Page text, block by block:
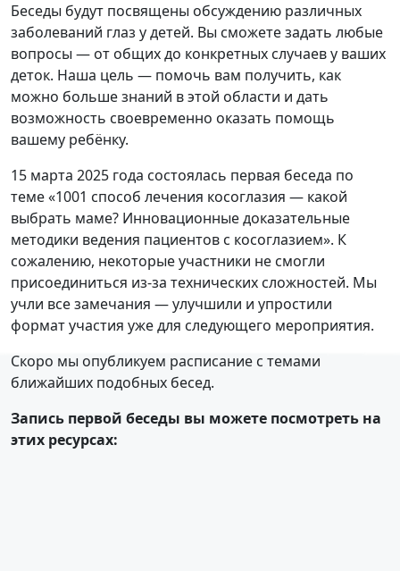
Беседы будут посвящены обсуждению различных
заболеваний глаз у детей. Вы сможете задать любые
вопросы — от общих до конкретных случаев у ваших
деток. Наша цель — помочь вам получить, как
можно больше знаний в этой области и дать
возможность своевременно оказать помощь
вашему ребёнку.
15 марта 2025 года состоялась первая беседа по
теме «1001 способ лечения косоглазия — какой
выбрать маме? Инновационные доказательные
методики ведения пациентов с косоглазием». К
сожалению, некоторые участники не смогли
присоединиться из-за технических сложностей. Мы
учли все замечания — улучшили и упростили
формат участия уже для следующего мероприятия.
Скоро мы опубликуем расписание с темами
ближайших подобных бесед.
Запись первой беседы вы можете посмотреть на
этих ресурсах: